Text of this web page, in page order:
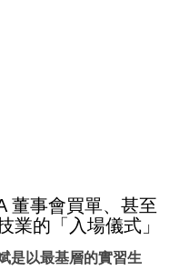
董事會買單、甚至
業的「入場儀式」
是以最基層的實習生